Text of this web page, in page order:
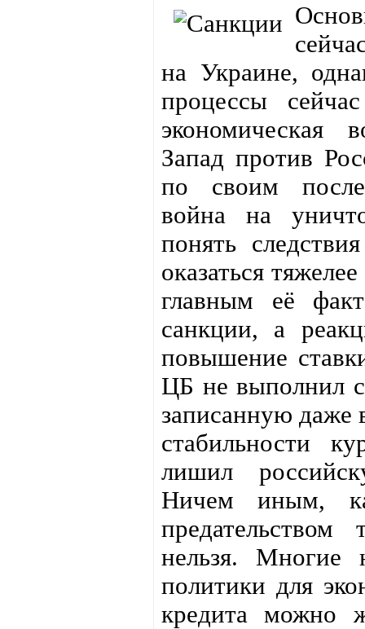
на Украине,
процессы
экономическая
Запад против
по своим
война на
понять
оказаться
главным её
санкции, а
повышение
ЦБ не выполнил
записанную даже
стабильности
лишил
Ничем иным,
предательством
нельзя. Многие
политики для
кредита можно